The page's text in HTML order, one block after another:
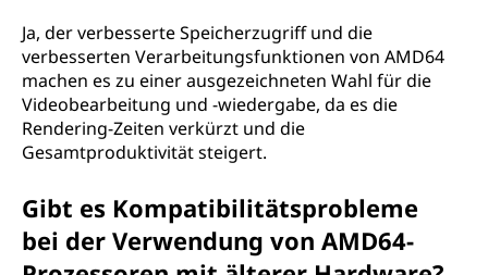
Ja, der verbesserte Speicherzugriff und die
verbesserten Verarbeitungsfunktionen von AMD64
machen es zu einer ausgezeichneten Wahl für die
Videobearbeitung und -wiedergabe, da es die
Rendering-Zeiten verkürzt und die
Gesamtproduktivität steigert.
Gibt es Kompatibilitätsprobleme
bei der Verwendung von AMD64-